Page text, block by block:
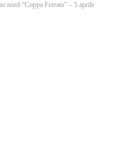
nord “Coppa Ferrata” – 5 aprile